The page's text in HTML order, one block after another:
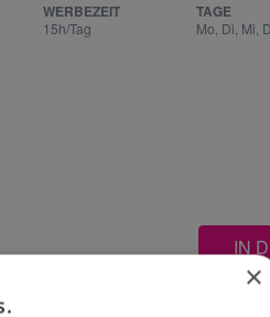
WERBEZEIT
15h/Tag
TAGE
Mo, Di, Mi,
IN
×